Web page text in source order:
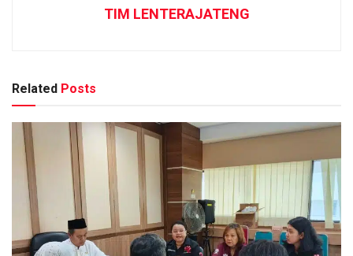
TIM LENTERAJATENG
Related Posts